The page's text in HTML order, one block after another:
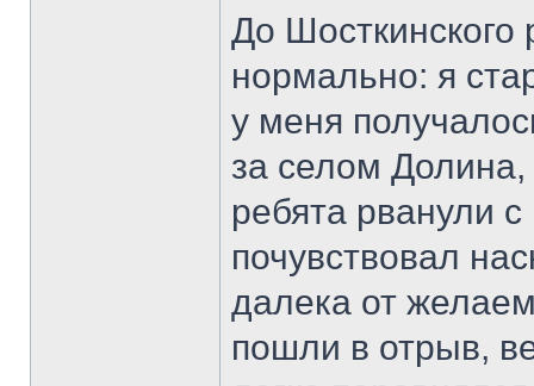
До Шосткинского
нормально: я
у меня
за селом Долина,
ребята рванули
почувствовал
далека от
пошли в отрыв,